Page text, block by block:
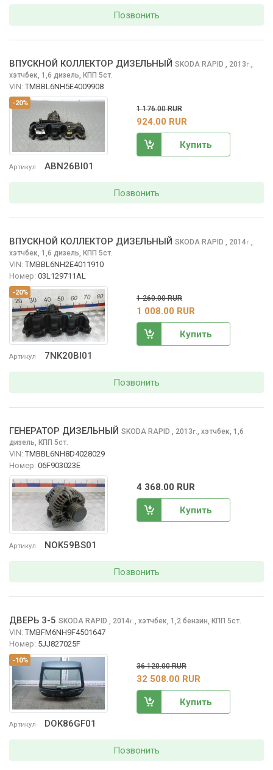
Позвонить
-20%
Артикул ABN26BI01
ВПУСКНОЙ КОЛЛЕКТОР ДИЗЕЛЬНЫЙ SKODA RAPID , 2013г.
хэтчбек, 1,6 дизель, КПП 5ст.
VIN: TMBBL6NH5E4009908
1 176.00 RUR
924.00 RUR
Купить
Позвонить
-20%
Артикул 7NK20BI01
ВПУСКНОЙ КОЛЛЕКТОР ДИЗЕЛЬНЫЙ SKODA RAPID , 2014г.
хэтчбек, 1,6 дизель, КПП 5ст.
VIN: TMBBL6NH2E4011910
Номер: 03L129711AL
1 260.00 RUR
1 008.00 RUR
Купить
Позвонить
Артикул NOK59BS01
ГЕНЕРАТОР ДИЗЕЛЬНЫЙ SKODA RAPID , 2013г., хэтчбек, 1,6
дизель, КПП 5ст.
VIN: TMBBL6NH8D4028029
Номер: 06F903023E
4 368.00 RUR
Купить
Позвонить
-10%
Артикул DOK86GF01
ДВЕРЬ 3-5 SKODA RAPID , 2014г., хэтчбек, 1,2 бензин, КПП 5ст.
VIN: TMBFM6NH9F4501647
Номер: 5JJ827025F
36 120.00 RUR
32 508.00 RUR
Купить
Позвонить